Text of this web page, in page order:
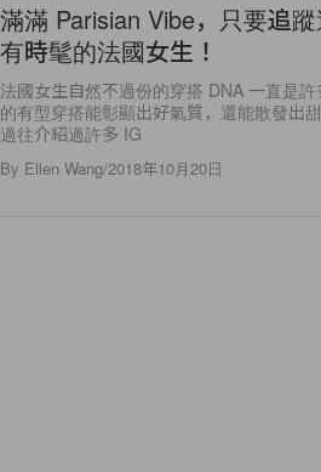
滿滿 Parisian Vibe，只要追
有時髦的法國女生！
法國女生自然不過份的穿搭 DNA 一直是
的有型穿搭能彰顯出好氣質，還能散發出
過往介紹過許多 IG
By Ellen Wang/2018年10月20日